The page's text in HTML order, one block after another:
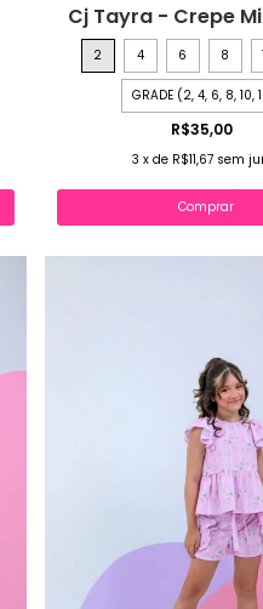
Cj Tayra - Crepe
2 4 6 8
GRADE (2, 4, 6, 8, 10,
R$35,00
3 x de R$11,67 sem
Comprar